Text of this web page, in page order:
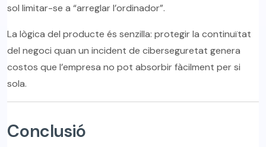
sol limitar-se a “arreglar l’ordinador”.
La lògica del producte és senzilla: protegir la continuïtat
del negoci quan un incident de ciberseguretat genera
costos que l’empresa no pot absorbir fàcilment per si
sola.
Conclusió